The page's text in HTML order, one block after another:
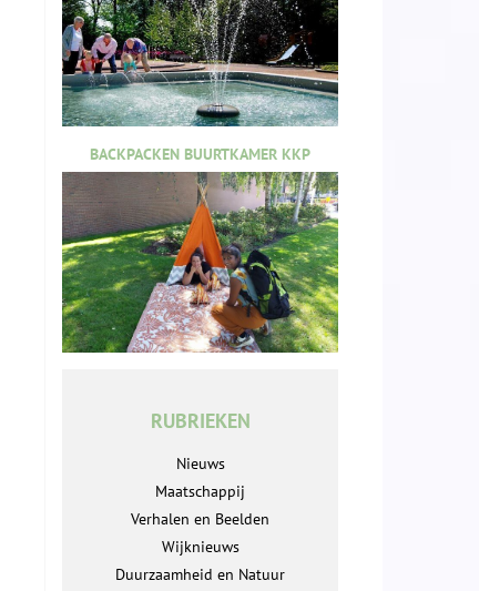
BACKPACKEN BUURTKAMER KKP
RUBRIEKEN
Nieuws
Maatschappij
Verhalen en Beelden
Wijknieuws
Duurzaamheid en Natuur